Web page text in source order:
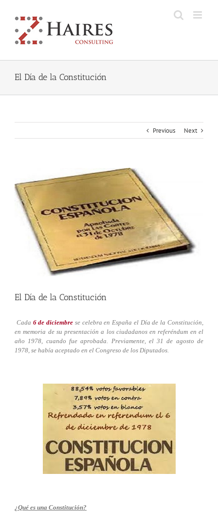
content
El Día de la Constitución
Previous Next
Larger
Image
El Día de la Constitución
Cada 6 de diciembre se celebra en España el Día de la Constitución,
en memoria de su presentación a los ciudadanos en referéndum en el
año 1978, cuando fue aprobada. Previamente, el 31 de agosto de
1978, se había aceptado en el Congreso de los Diputados.
¿Qué es una Constitución?